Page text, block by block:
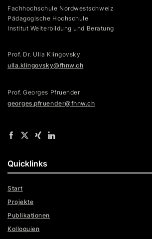
Fachhochschule Nordwestschweiz
Pädagogische Hochschule
Institut Weiterbildung und Beratung
Prof. Dr. Ulla Klingovsky
ulla.klingovsky@fhnw.ch
Prof. Georges Pfruender
georges.pfruender@fhnw.ch
Quicklinks
Start
Projekte
Publikationen
Kolloquien